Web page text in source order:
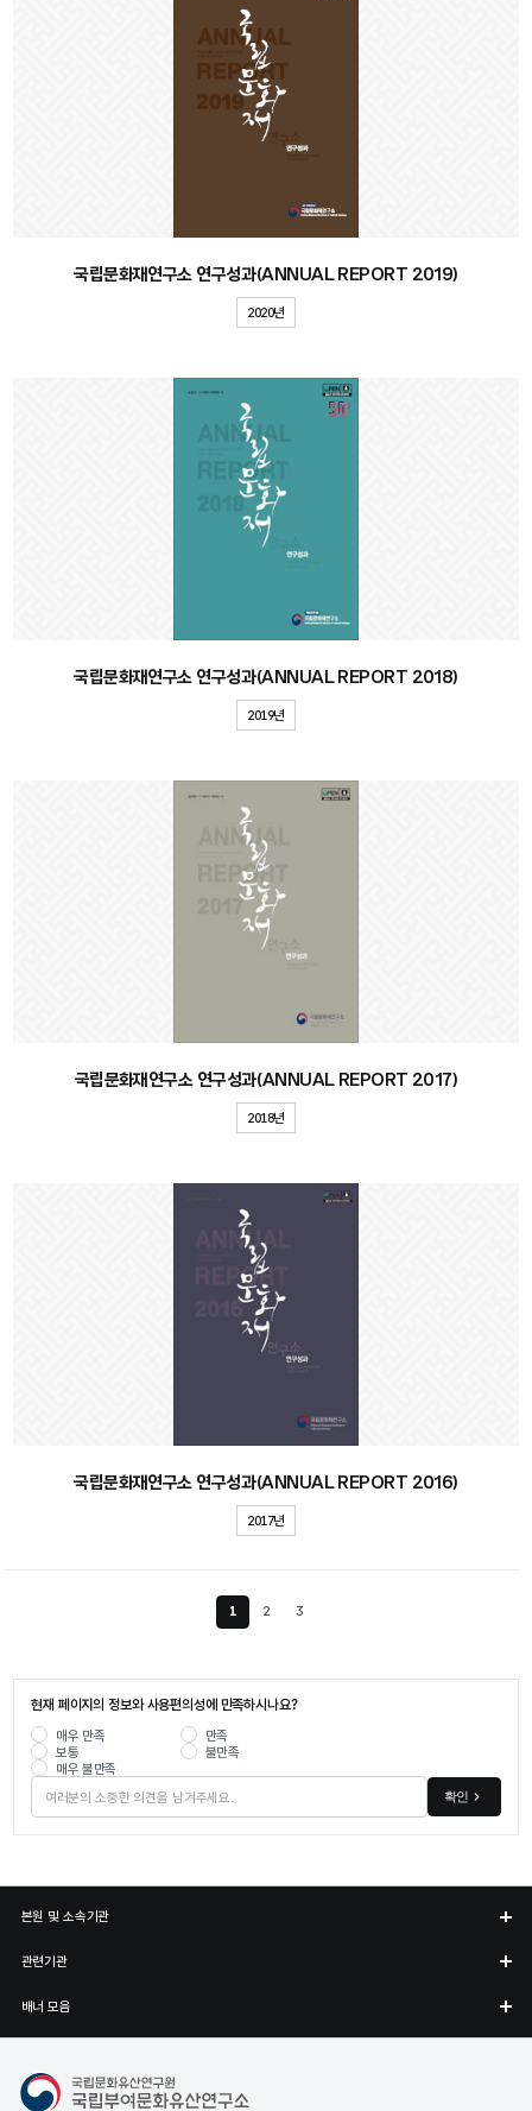
국립문화재연구소 연구성과(ANNUAL REPORT 2019)
2020년
국립문화재연구소 연구성과(ANNUAL REPORT 2018)
2019년
국립문화재연구소 연구성과(ANNUAL REPORT 2017)
2018년
국립문화재연구소 연구성과(ANNUAL REPORT 2016)
2017년
1현재 페이지
2 3
현재 페이지의 정보와 사용편의성에 만족하시나요?
매우 만족
만족
보통
불만족
매우 불만족
확인
본원 및 소속기관
관련기관
배너 모음
국립부여문화유산연구소